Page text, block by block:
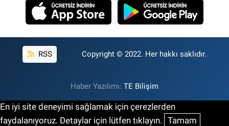
RSS Copyright © 2022. Her hakkı saklıdır.
Haber Yazılımı: TE Bilişim
En iyi site deneyimi sağlamak için çerezlerden
faydalanıyoruz. Detaylar için lütfen tıklayın. Tamam